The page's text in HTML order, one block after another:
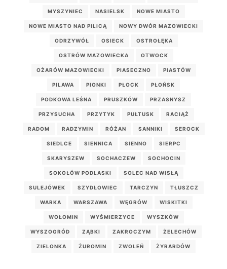
MYSZYNIEC NASIELSK NOWE MIASTO
NOWE MIASTO NAD PILICĄ NOWY DWÓR MAZOWIECKI
ODRZYWÓŁ OSIECK OSTROŁĘKA
OSTRÓW MAZOWIECKA OTWOCK
OŻARÓW MAZOWIECKI PIASECZNO PIASTÓW
PILAWA PIONKI PŁOCK PŁOŃSK
PODKOWA LEŚNA PRUSZKÓW PRZASNYSZ
PRZYSUCHA PRZYTYK PUŁTUSK RACIĄŻ
RADOM RADZYMIN RÓŻAN SANNIKI SEROCK
SIEDLCE SIENNICA SIENNO SIERPC
SKARYSZEW SOCHACZEW SOCHOCIN
SOKOŁÓW PODLASKI SOLEC NAD WISŁĄ
SULEJÓWEK SZYDŁOWIEC TARCZYN TŁUSZCZ
WARKA WARSZAWA WĘGRÓW WISKITKI
WOŁOMIN WYŚMIERZYCE WYSZKÓW
WYSZOGRÓD ZĄBKI ZAKROCZYM ŻELECHÓW
ZIELONKA ŻUROMIN ZWOLEŃ ŻYRARDÓW